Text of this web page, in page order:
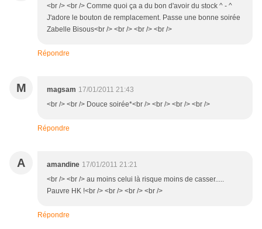
<br /> <br /> Comme quoi ça a du bon d'avoir du stock ^ - ^
J'adore le bouton de remplacement. Passe une bonne soirée
Zabelle Bisous<br /> <br /> <br /> <br />
Répondre
M magsam 17/01/2011 21:43
<br /> <br /> Douce soirée*<br /> <br /> <br /> <br />
Répondre
A amandine 17/01/2011 21:21
<br /> <br /> au moins celui là risque moins de casser.....
Pauvre HK !<br /> <br /> <br /> <br />
Répondre